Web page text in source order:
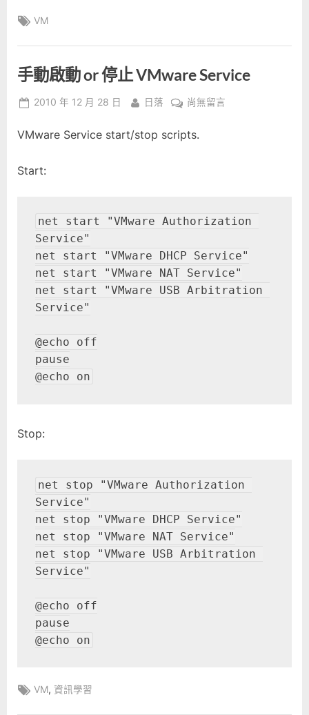
Tags:
VM
手動啟動 or 停止 VMware Service
Posted
2010 年 12 月 28 日 By
日落
在
動
VMware
中
尚無留言
VMware Service start/stop scripts.
Start:
net start "VMware Authorization
Service"
net start "VMware DHCP Service"
net start "VMware NAT Service"
net start "VMware USB Arbitration
Service"
@echo off
pause
@echo on
Stop:
net stop "VMware Authorization
Service"
net stop "VMware DHCP Service"
net stop "VMware NAT Service"
net stop "VMware USB Arbitration
Service"
@echo off
pause
@echo on
Tags:
VM,資訊學習